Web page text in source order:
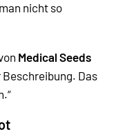
nicht so
Medical Seeds
Das